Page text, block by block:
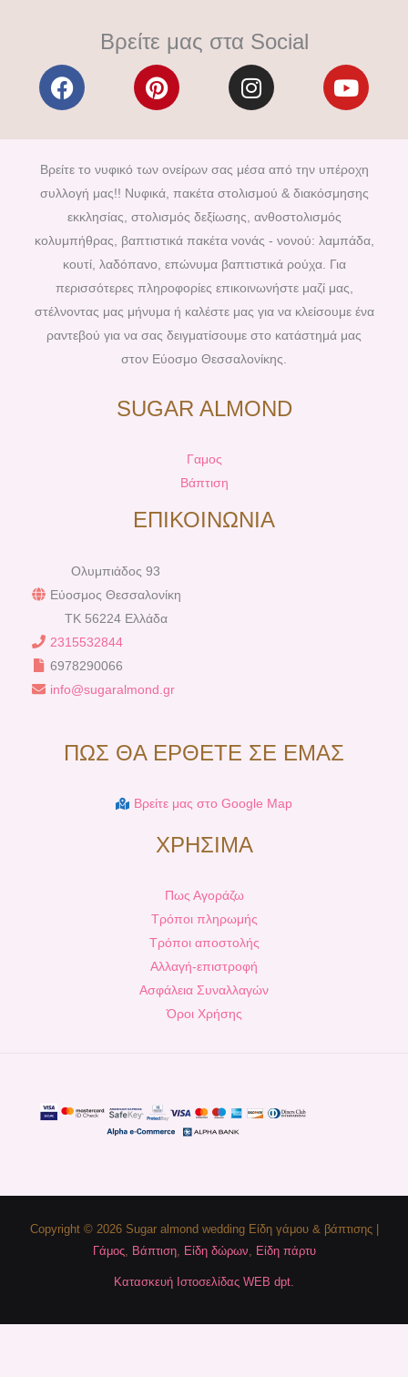
Βρείτε μας στα Social
F
a
e
b
o
o
k
P
i
t
e
r
e
s
t
I
n
t
a
g
r
a
m
Y
o
t
u
b
Βρείτε το νυφικό των ονείρων σας μέσα από την υπέροχη
συλλογή μας!! Νυφικά, πακέτα στολισμού & διακόσμησης
εκκλησίας, στολισμός δεξίωσης, ανθοστολισμός
κολυμπήθρας, βαπτιστικά πακέτα νονάς - νονού: λαμπάδα,
κουτί, λαδόπανο, επώνυμα βαπτιστικά ρούχα. Για
περισσότερες πληροφορίες επικοινωνήστε μαζί μας,
στέλνοντας μας μήνυμα ή καλέστε μας για να κλείσουμε ένα
ραντεβού για να σας δειγματίσουμε στο κατάστημά μας
στον Εύοσμο Θεσσαλονίκης.
SUGAR ALMOND
Γαμος
Βάπτιση
ΕΠΙΚΟΙΝΩΝΙΑ
Ολυμπιάδος 93
Εύοσμος Θεσσαλονίκη
TK 56224 Ελλάδα
2315532844
6978290066
info@sugaralmond.gr
ΠΩΣ ΘΑ ΕΡΘΕΤΕ ΣΕ ΕΜΑΣ
Βρείτε μας στο Google Map
ΧΡΗΣΙΜΑ
Πως Αγοράζω
Τρόποι πληρωμής
Τρόποι αποστολής
Αλλαγή-επιστροφή
Ασφάλεια Συναλλαγών
Όροι Χρήσης
Copyright © 2026 Sugar almond wedding Είδη γάμου & βάπτισης |
Γάμος, Βάπτιση, Είδη δώρων Είδη πάρτυ
Κατασκευή Ιστοσελίδας WEB dpt.